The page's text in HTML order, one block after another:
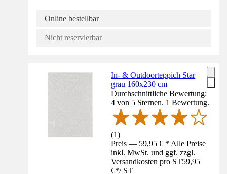
Online bestellbar
Nicht reservierbar
In- & Outdoorteppich Star
grau 160x230 cm
Durchschnittliche Bewertung:
4 von 5 Sternen. 1 Bewertung.
(1)
Preis — 59,95 € * Alle Preise
inkl. MwSt. und ggf. zzgl.
Versandkosten pro ST59,95
€*/ ST